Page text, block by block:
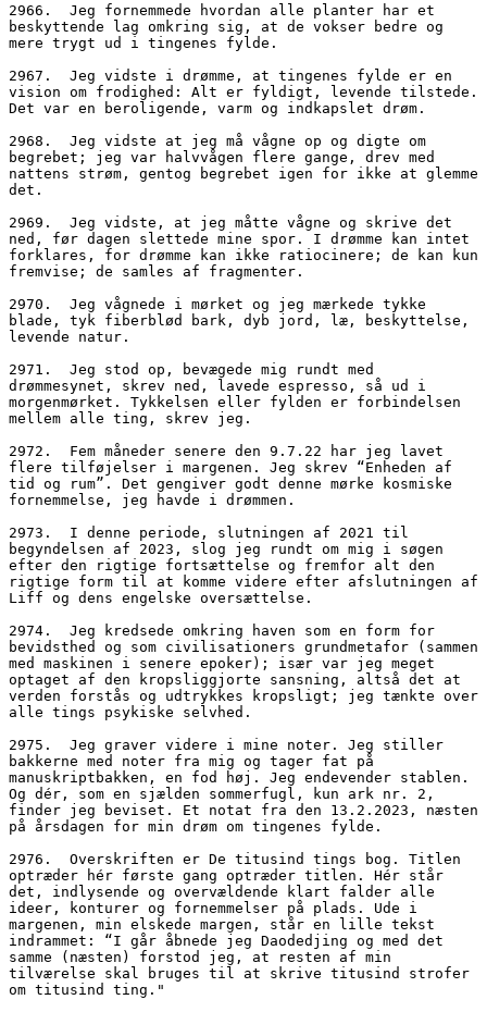
2966.  Jeg fornemmede hvordan alle planter har et
beskyttende lag omkring sig, at de vokser bedre og
mere trygt ud i tingenes fylde.
2967.  Jeg vidste i drømme, at tingenes fylde er en
vision om frodighed: Alt er fyldigt, levende tilstede.
Det var en beroligende, varm og indkapslet drøm.
2968.  Jeg vidste at jeg må vågne op og digte om
begrebet; jeg var halvvågen flere gange, drev med
nattens strøm, gentog begrebet igen for ikke at glemme
det.
2969.  Jeg vidste, at jeg måtte vågne og skrive det
ned, før dagen slettede mine spor. I drømme kan intet
forklares, for drømme kan ikke ratiocinere; de kan kun
fremvise; de samles af fragmenter.
2970.  Jeg vågnede i mørket og jeg mærkede tykke
blade, tyk fiberblød bark, dyb jord, læ, beskyttelse,
levende natur.
2971.  Jeg stod op, bevægede mig rundt med
drømmesynet, skrev ned, lavede espresso, så ud i
morgenmørket. Tykkelsen eller fylden er forbindelsen
mellem alle ting, skrev jeg.
2972.  Fem måneder senere den 9.7.22 har jeg lavet
flere tilføjelser i margenen. Jeg skrev “Enheden af
tid og rum”. Det gengiver godt denne mørke kosmiske
fornemmelse, jeg havde i drømmen.
2973.  I denne periode, slutningen af 2021 til
begyndelsen af 2023, slog jeg rundt om mig i søgen
efter den rigtige fortsættelse og fremfor alt den
rigtige form til at komme videre efter afslutningen af
Liff og dens engelske oversættelse.
2974.  Jeg kredsede omkring haven som en form for
bevidsthed og som civilisationers grundmetafor (sammen
med maskinen i senere epoker); især var jeg meget
optaget af den kropsliggjorte sansning, altså det at
verden forstås og udtrykkes kropsligt; jeg tænkte over
alle tings psykiske selvhed.
2975.  Jeg graver videre i mine noter. Jeg stiller
bakkerne med noter fra mig og tager fat på
manuskriptbakken, en fod høj. Jeg endevender stablen.
Og dér, som en sjælden sommerfugl, kun ark nr. 2,
finder jeg beviset. Et notat fra den 13.2.2023, næsten
på årsdagen for min drøm om tingenes fylde.
2976.  Overskriften er De titusind tings bog. Titlen
optræder hér første gang optræder titlen. Hér står
det, indlysende og overvældende klart falder alle
ideer, konturer og fornemmelser på plads. Ude i
margenen, min elskede margen, står en lille tekst
indrammet: “I går åbnede jeg Daodedjing og med det
samme (næsten) forstod jeg, at resten af min
tilværelse skal bruges til at skrive titusind strofer
om titusind ting."